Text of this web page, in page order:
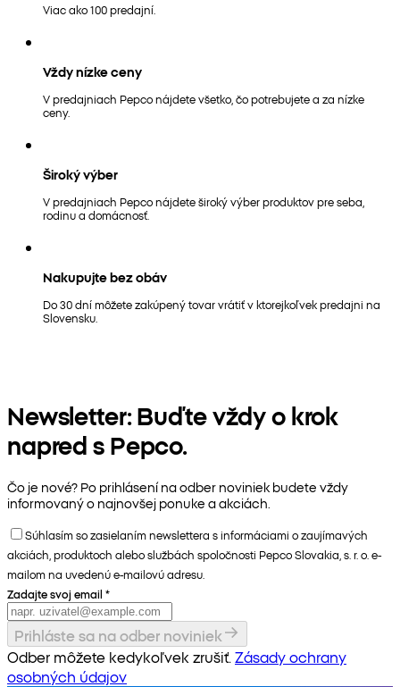
Viac ako 100 predajní.
Vždy nízke ceny
V predajniach Pepco nájdete všetko, čo potrebujete a za nízke
ceny.
Široký výber
V predajniach Pepco nájdete široký výber produktov pre seba,
rodinu a domácnosť.
Nakupujte bez obáv
Do 30 dní môžete zakúpený tovar vrátiť v ktorejkoľvek predajni na
Slovensku.
Newsletter: Buďte vždy o krok
napred s Pepco.
Čo je nové? Po prihlásení na odber noviniek budete vždy
informovaný o najnovšej ponuke a akciách.
Súhlasím so zasielaním newslettera s informáciami o zaujímavých
akciách, produktoch alebo službách spoločnosti Pepco Slovakia, s. r. o. e-
mailom na uvedenú e-mailovú adresu.
Zadajte svoj email *
Prihláste sa na odber noviniek
Odber môžete kedykoľvek zrušiť. Zásady ochrany
osobných údajov